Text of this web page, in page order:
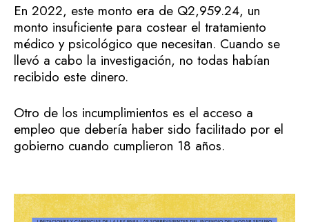
En 2022, este monto era de Q2,959.24, un
monto insuficiente para costear el tratamiento
médico y psicológico que necesitan. Cuando se
llevó a cabo la investigación, no todas habían
recibido este dinero.
Otro de los incumplimientos es el acceso a
empleo que debería haber sido facilitado por el
gobierno cuando cumplieron 18 años.